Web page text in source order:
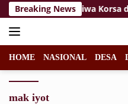
Langsung
ke
konten
Breaking NewsJiwa Korsa dan
HOME NASIONAL DESA
mak iyot